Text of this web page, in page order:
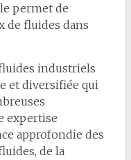
permet de
de fluides dans
industriels
et diversifiée qui
expertise
approfondie des
de la